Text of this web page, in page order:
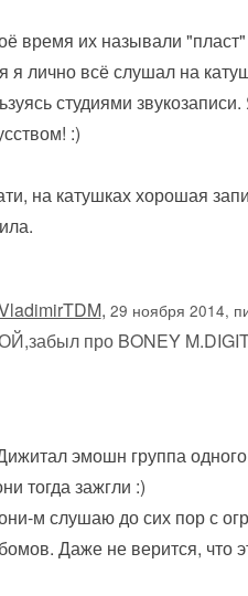
время их называли "пласт"
я лично всё слушал на
студиями
:)
на катушках хорошая
, 29 ноября 2014,
про BONEY
эмошн группа
тогда зажгли :)
м слушаю до сих пор с
Даже не верится, что